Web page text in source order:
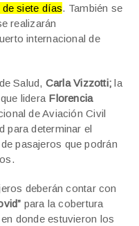
siete días. También se
realizarán
internacional de
Salud, Carla Vizzotti; la
lidera Florencia
de Aviación Civil
para determinar el
pasajeros que podrán
deberán contar con
para la cobertura
donde estuvieron los